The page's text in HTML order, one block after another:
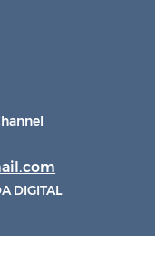
DIGITAL